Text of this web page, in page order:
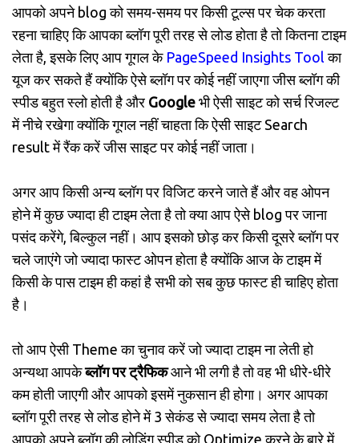
आपको अपने blog को समय-समय पर किसी टूल्स पर चेक करता
रहना चाहिए कि आपका ब्लॉग पूरी तरह से लोड होता है तो कितना टाइम
लेता है, इसके लिए आप गूगल के PageSpeed Insights Tool का
यूज कर सकते हैं क्योंकि ऐसे ब्लॉग पर कोई नहीं जाएगा जीस ब्लॉग की
स्पीड बहुत स्लो होती है और Google भी ऐसी साइट को सर्च रिजल्ट
में नीचे रखेगा क्योंकि गूगल नहीं चाहता कि ऐसी साइट Search
result में रैंक करें जीस साइट पर कोई नहीं जाता।
अगर आप किसी अन्य ब्लॉग पर विजिट करने जाते हैं और वह ओपन
होने में कुछ ज्यादा ही टाइम लेता है तो क्या आप ऐसे blog पर जाना
पसंद करेंगे, बिल्कुल नहीं। आप इसको छोड़ कर किसी दूसरे ब्लॉग पर
चले जाएंगे जो ज्यादा फास्ट ओपन होता है क्योंकि आज के टाइम में
किसी के पास टाइम ही कहां है सभी को सब कुछ फास्ट ही चाहिए होता
है।
तो आप ऐसी Theme का चुनाव करें जो ज्यादा टाइम ना लेती हो
अन्यथा आपकेब्लॉग पर ट्रैफिकआने भी लगी है तो वह भी धीरे-धीरे
कम होती जाएगी और आपको इसमें नुकसान ही होगा। अगर आपका
ब्लॉग पूरी तरह से लोड होने में 3 सेकंड से ज्यादा समय लेता है तो
आपको अपने ब्लॉग की लोडिंग स्पीड को Optimize करने के बारे में